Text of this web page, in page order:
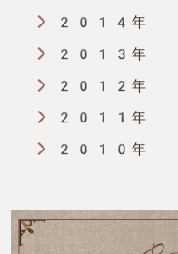
2014年
2013年
2012年
2011年
2010年